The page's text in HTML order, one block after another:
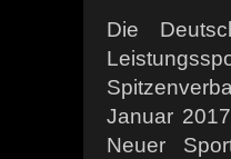
Die
Januar
Neuer